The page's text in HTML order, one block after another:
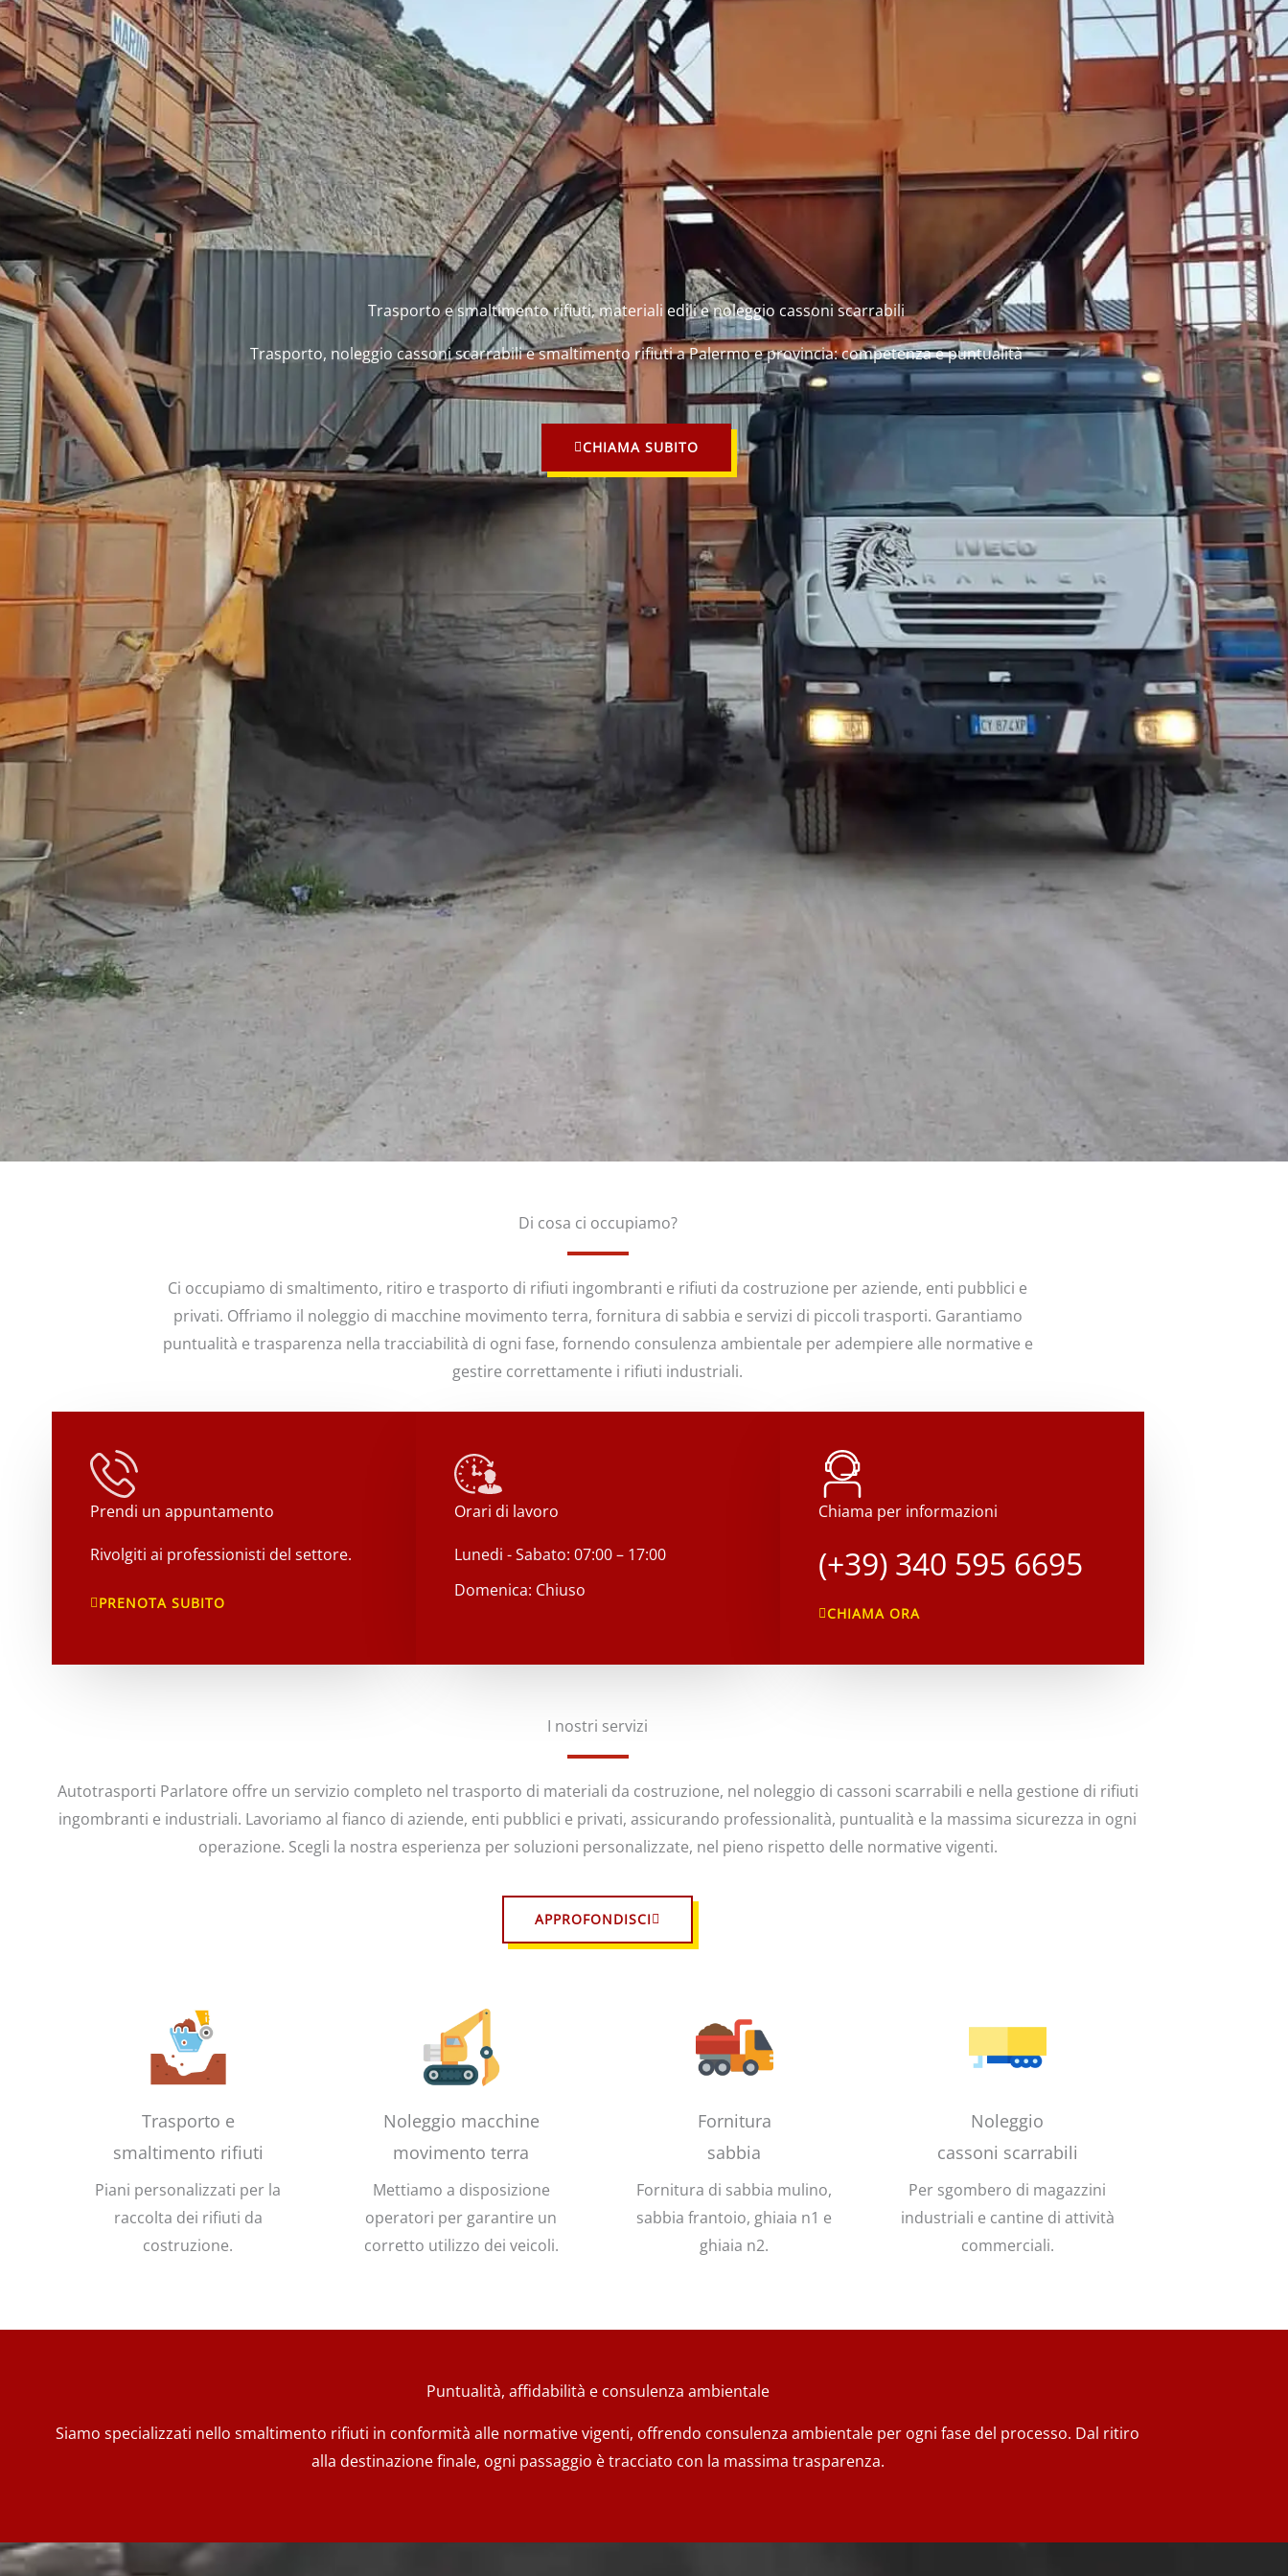
Trasporto e smaltimento rifiuti, materiali edili e noleggio cassoni scarrabili
Trasporto, noleggio cassoni scarrabili e smaltimento rifiuti a Palermo e provincia: competenza e puntualità
CHIAMA SUBITO
Di cosa ci occupiamo?
Ci occupiamo di smaltimento, ritiro e trasporto di rifiuti ingombranti e rifiuti da costruzione per aziende, enti pubblici e
privati. Offriamo il noleggio di macchine movimento terra, fornitura di sabbia e servizi di piccoli trasporti. Garantiamo
puntualità e trasparenza nella tracciabilità di ogni fase, fornendo consulenza ambientale per adempiere alle normative e
gestire correttamente i rifiuti industriali.
Prendi un appuntamento
​​Rivolgiti ai professionisti del settore.
PRENOTA SUBITO
Orari di lavoro
Lunedi - Sabato: 07:00 – 17:00
Domenica: Chiuso
Chiama per informazioni
(+39) 340 595 6695
CHIAMA ORA
I nostri servizi
Autotrasporti Parlatore offre un servizio completo nel trasporto di materiali da costruzione, nel noleggio di cassoni scarrabili e nella gestione di rifiuti
ingombranti e industriali. Lavoriamo al fianco di aziende, enti pubblici e privati, assicurando professionalità, puntualità e la massima sicurezza in ogni
operazione. Scegli la nostra esperienza per soluzioni personalizzate, nel pieno rispetto delle normative vigenti.
APPROFONDISCI
Trasporto e
smaltimento rifiuti
Piani personalizzati per la
raccolta dei rifiuti da
costruzione.
Noleggio macchine
movimento terra
Mettiamo a disposizione
operatori per garantire un
corretto utilizzo dei veicoli.
Fornitura
sabbia
Fornitura di sabbia mulino,
sabbia frantoio, ghiaia n1 e
ghiaia n2.
Noleggio
cassoni scarrabili
Per sgombero di magazzini
industriali e cantine di attività
commerciali.
Puntualità, affidabilità e consulenza ambientale
Siamo specializzati nello smaltimento rifiuti in conformità alle normative vigenti, offrendo consulenza ambientale per ogni fase del processo. Dal ritiro
alla destinazione finale, ogni passaggio è tracciato con la massima trasparenza.